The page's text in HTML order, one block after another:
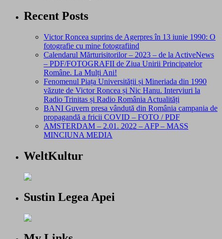
Recent Posts
Victor Roncea suprins de Agerpres în 13 iunie 1990: O
fotografie cu mine fotografiind
Calendarul Mărturisitorilor – 2023 – de la ActiveNews
– PDF/FOTOGRAFII de Ziua Unirii Principatelor
Române. La Mulți Ani!
Fenomenul Piața Universității și Mineriada din 1990
văzute de Victor Roncea și Nic Hanu. Interviuri la
Radio Trinitas și Radio România Actualități
BANI Guvern presa vândută din România campania de
propagandă a fricii COVID – FOTO / PDF
AMSTERDAM – 2.01. 2022 – AFP – MASS
MINCIUNA MEDIA
WeltKultur
Sustin Legea Apei